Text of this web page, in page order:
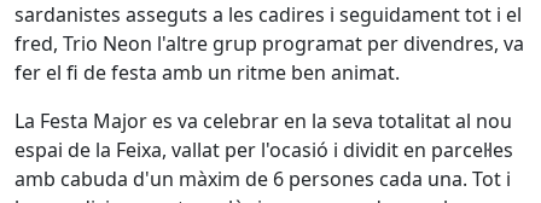
sardanistes asseguts a les cadires i seguidament tot i el
fred, Trio Neon l'altre grup programat per divendres, va
fer el fi de festa amb un ritme ben animat.
La Festa Major es va celebrar en la seva totalitat al nou
espai de la Feixa, vallat per l'ocasió i dividit en parcel·les
amb cabuda d'un màxim de 6 persones cada una. Tot i